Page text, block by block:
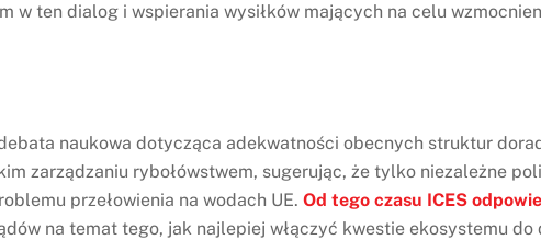
w ten dialog i wspierania wysiłków mających na celu
naukowa dotycząca adekwatności obecnych struktur
zarządzaniu rybołówstwem, sugerując, że tylko niezależne
przełowienia na wodach UE. Od tego czasu ICES
na temat tego, jak najlepiej włączyć kwestie ekosystemu